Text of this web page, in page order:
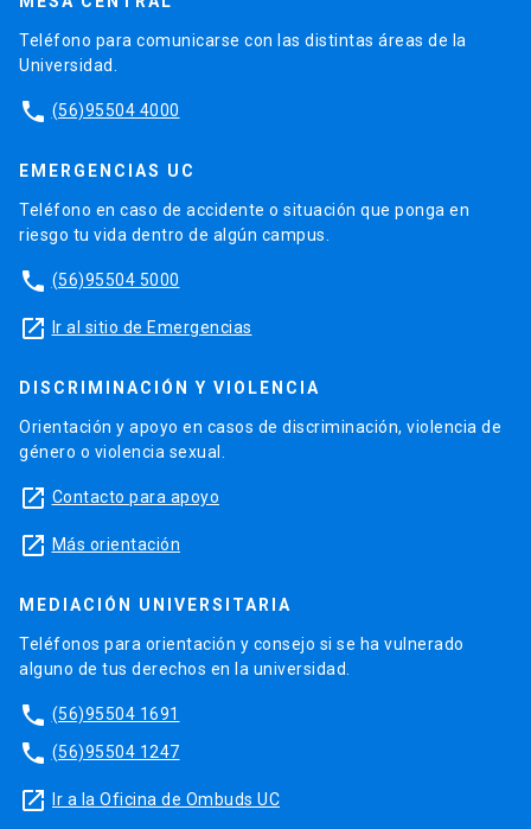
Teléfono para comunicarse con las distintas áreas de la
Universidad.
phone (56)95504 4000
EMERGENCIAS UC
Teléfono en caso de accidente o situación que ponga en
riesgo tu vida dentro de algún campus.
phone (56)95504 5000
launch Ir al sitio de Emergencias
DISCRIMINACIÓN Y VIOLENCIA
Orientación y apoyo en casos de discriminación, violencia de
género o violencia sexual.
launch Contacto para apoyo
launch Más orientación
MEDIACIÓN UNIVERSITARIA
Teléfonos para orientación y consejo si se ha vulnerado
alguno de tus derechos en la universidad.
phone (56)95504 1691
phone (56)95504 1247
launch Ir a la Oficina de Ombuds UC